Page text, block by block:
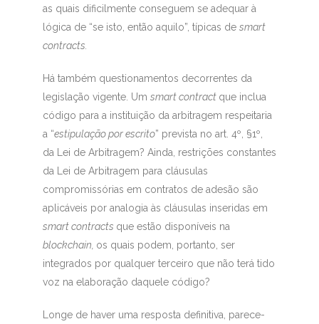
as quais dificilmente conseguem se adequar à
lógica de “se isto, então aquilo”, típicas de smart
contracts.
Há também questionamentos decorrentes da
legislação vigente. Um smart contract que inclua
código para a instituição da arbitragem respeitaria
a “estipulação por escrito” prevista no art. 4º, §1º,
da Lei de Arbitragem? Ainda, restrições constantes
da Lei de Arbitragem para cláusulas
compromissórias em contratos de adesão são
aplicáveis por analogia às cláusulas inseridas em
smart contracts que estão disponíveis na
blockchain, os quais podem, portanto, ser
integrados por qualquer terceiro que não terá tido
voz na elaboração daquele código?
Longe de haver uma resposta definitiva, parece-